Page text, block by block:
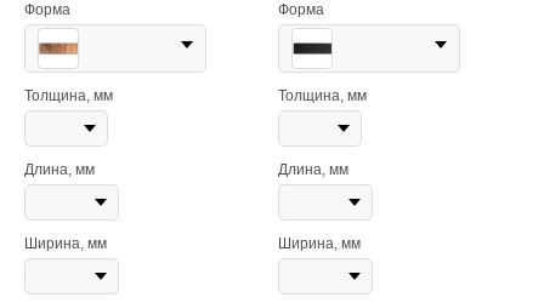
Форма
Толщина, мм
Длина, мм
Ширина, мм
Форма
Толщина, мм
Длина, мм
Ширина, мм